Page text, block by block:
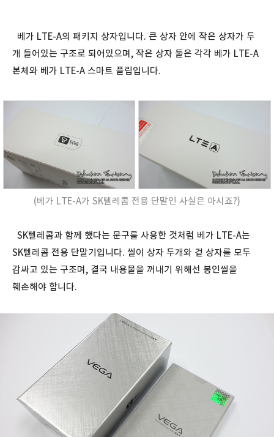
베가 LTE-A의 패키지 상자입니다. 큰 상자 안에 작은 상자가 두
개 들어있는 구조로 되어있으며, 작은 상자 둘은 각각 베가 LTE-A
본체와 베가 LTE-A 스마트 플립입니다.
(베가 LTE-A가 SK텔레콤 전용 단말인 사실은 아시죠?)
SK텔레콤과 함께 했다는 문구를 사용한 것처럼 베가 LTE-A는
SK텔레콤 전용 단말기입니다. 씰이 상자 두개와 겉 상자를 모두
감싸고 있는 구조며, 결국 내용물을 꺼내기 위해선 봉인씰을
훼손해야 합니다.